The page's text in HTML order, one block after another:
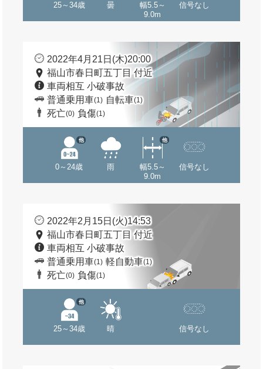
25～34歳 曇
幅5.5～
9.0m
信号なし
2022年4月21日(木)20:00
福山市春日町五丁目 付近
車両相互 小破事故
普通乗用車(1) 自転車(1)
死亡(0) 負傷(1)
0～24歳
他
雨
幅5.5～
9.0m
他
信号なし
2022年2月15日(火)14:53
福山市春日町五丁目 付近
車両相互 小破事故
普通乗用車(1) 軽自動車(1)
死亡(0) 負傷(1)
25～34歳
他
晴 信号なし